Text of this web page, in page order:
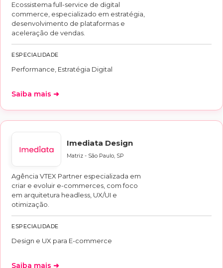
Ecossistema full-service de digital
commerce, especializado em estratégia,
desenvolvimento de plataformas e
aceleração de vendas.
ESPECIALIDADE
Performance, Estratégia Digital
Saiba mais ➜
Imediata Design
Matriz - São Paulo, SP
Agência VTEX Partner especializada em
criar e evoluir e-commerces, com foco
em arquitetura headless, UX/UI e
otimização.
ESPECIALIDADE
Design e UX para E-commerce
Saiba mais ➜